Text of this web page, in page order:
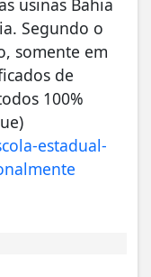
usinas Bahia
Segundo o
somente em
de
100%
estadual-